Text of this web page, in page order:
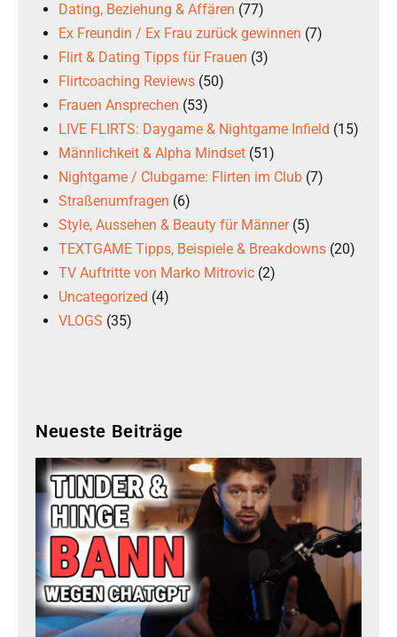
Dating, Beziehung & Affären (77)
Ex Freundin / Ex Frau zurück gewinnen (7)
Flirt & Dating Tipps für Frauen (3)
Flirtcoaching Reviews (50)
Frauen Ansprechen (53)
LIVE FLIRTS: Daygame & Nightgame Infield (15)
Männlichkeit & Alpha Mindset (51)
Nightgame / Clubgame: Flirten im Club (7)
Straßenumfragen (6)
Style, Aussehen & Beauty für Männer(5)
TEXTGAME Tipps, Beispiele & Breakdowns (20)
TV Auftritte von Marko Mitrovic (2)
Uncategorized (4)
VLOGS (35)
Neueste Beiträge